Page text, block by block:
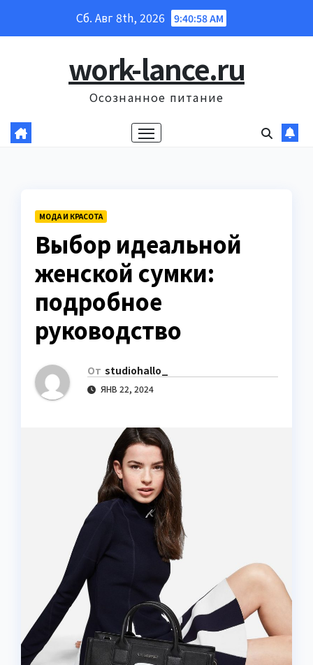
Сб. Авг 8th, 2026 9:40:59 AM
work-lance.ru
Осознанное питание
МОДА И КРАСОТА
Выбор идеальной
женской сумки:
подробное
руководство
От studiohallo_
ЯНВ 22, 2024